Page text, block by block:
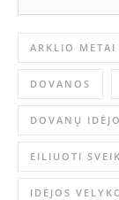
ARKLIO METAI
DOVANOS
DOVANŲ
EILIUOTI
IDĖJOS